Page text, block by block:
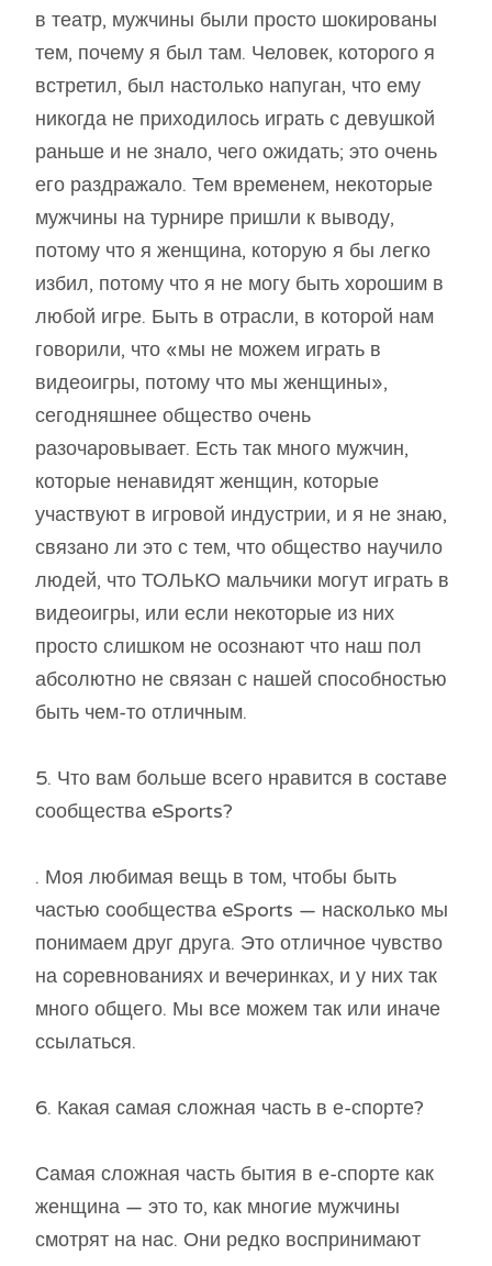
в театр, мужчины были просто шокированы
тем, почему я был там. Человек, которого я
встретил, был настолько напуган, что ему
никогда не приходилось играть с девушкой
раньше и не знало, чего ожидать; это очень
его раздражало. Тем временем, некоторые
мужчины на турнире пришли к выводу,
потому что я женщина, которую я бы легко
избил, потому что я не могу быть хорошим в
любой игре. Быть в отрасли, в которой нам
говорили, что «мы не можем играть в
видеоигры, потому что мы женщины»,
сегодняшнее общество очень
разочаровывает. Есть так много мужчин,
которые ненавидят женщин, которые
участвуют в игровой индустрии, и я не знаю,
связано ли это с тем, что общество научило
людей, что ТОЛЬКО мальчики могут играть в
видеоигры, или если некоторые из них
просто слишком не осознают что наш пол
абсолютно не связан с нашей способностью
быть чем-то отличным.
5. Что вам больше всего нравится в составе
сообщества eSports?
. Моя любимая вещь в том, чтобы быть
частью сообщества eSports — насколько мы
понимаем друг друга. Это отличное чувство
на соревнованиях и вечеринках, и у них так
много общего. Мы все можем так или иначе
ссылаться.
6. Какая самая сложная часть в е-спорте?
Самая сложная часть бытия в е-спорте как
женщина — это то, как многие мужчины
смотрят на нас. Они редко воспринимают